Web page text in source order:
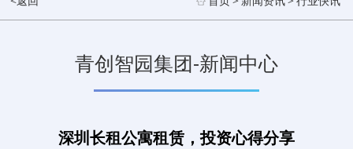
青创智园集团-新闻中心
深圳长租公寓租赁，投资心得分享